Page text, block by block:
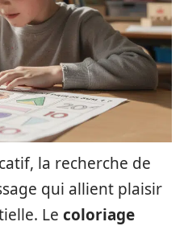
la recherche de
qui allient plaisir
Le coloriage